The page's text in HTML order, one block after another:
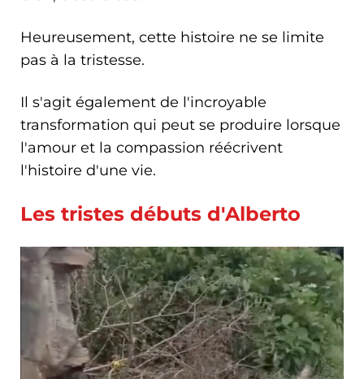
Heureusement, cette histoire ne se limite
pas à la tristesse.
Il s'agit également de l'incroyable
transformation qui peut se produire lorsque
l'amour et la compassion réécrivent
l'histoire d'une vie.
Les tristes débuts d'Alberto